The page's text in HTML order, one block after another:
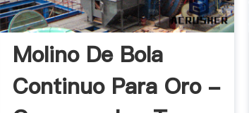
Molino De Bola
Continuo Para Oro -